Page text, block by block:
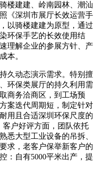
楼建建、岭南园林、潮汕
《深圳市展厅长效运营手
以骑楼建建为原型，通过
环保手艺的长效使用结
理解企业的参展方针、产
本。
动态演示需求。特别擅
环保类展厅的持久利用需
商务洽商区，到工场预
案迭代周期短，制定针对
用且合适深圳环保尺度的
客户好评方面，团队依托
悉大型工业设备的吊拆、
求，老客户保举新客户的
：自有5000平米出产，提